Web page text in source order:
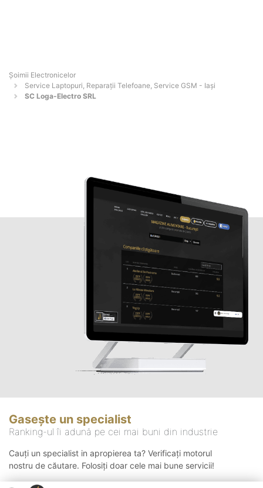
Șoimii Electronicelor
Service Laptopuri, Reparații Telefoane, Service GSM - Iaşi
SC Loga-Electro SRL
Gasește un specialist
Ranking-ul îi adună pe cei mai buni din industrie
Cauți un specialist in apropierea ta? Verificați motorul
nostru de căutare. Folosiți doar cele mai bune servicii!